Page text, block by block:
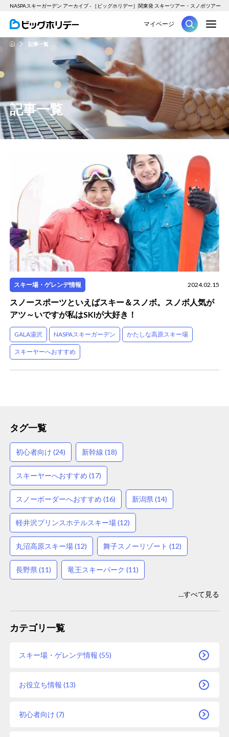
NASPAスキーガーデン アーカイブ - ［ビッグホリデー］関東発 スキーツアー・スノボツアー
ツアー
マイページ
HOME記事一覧
記事一覧
スノースポーツといえばスキー＆スノボ。スノボ人気が
アツ～いですが私はSKIが大好き！
スキー場・ゲレンデ情報 2024.02.15
GALA湯沢 NASPAスキーガーデン かたしな高原スキー場
スキーヤーへおすすめ
タグ一覧
初心者向け (24) 新幹線 (18)
スキーヤーへおすすめ (17)
スノーボーダーへおすすめ (16) 新潟県 (14)
軽井沢プリンスホテルスキー場 (12)
丸沼高原スキー場 (12) 舞子スノーリゾート (12)
長野県 (11) 竜王スキーパーク (11)
…すべて見る
カテゴリ一覧
スキー場・ゲレンデ情報 (55)
お役立ち情報 (13)
初心者向け (7)